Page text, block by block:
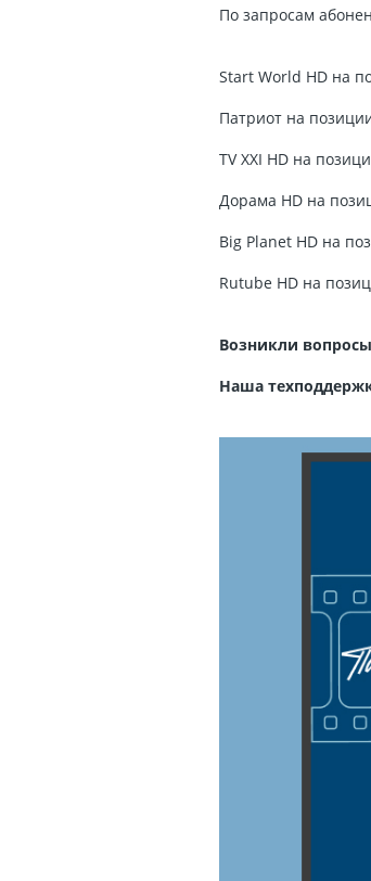
По запросам
Start World HD на
Патриот на
TV XXI HD на
Дорама HD на
Big Planet HD на
Rutube HD на
Возникли
Наша